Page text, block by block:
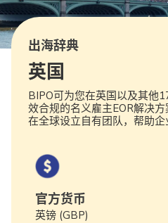
出海辞典
英国
BIPO可为您在英国以及其他
效合规的名义雇主EOR解决
在全球设立自有团队，帮助企
官方货币
英镑 (GBP)